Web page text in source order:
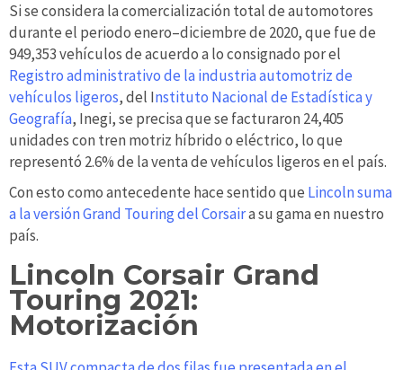
Si se considera la comercialización total de automotores
durante el periodo enero–diciembre de 2020, que fue de
949,353 vehículos de acuerdo a lo consignado por el
Registro administrativo de la industria automotriz de
vehículos ligeros, del Instituto Nacional de Estadística y
Geografía, Inegi, se precisa que se facturaron 24,405
unidades con tren motriz híbrido o eléctrico, lo que
representó 2.6% de la venta de vehículos ligeros en el país.
Con esto como antecedente hace sentido que Lincoln suma
a la versión Grand Touring del Corsaira su gama en nuestro
país.
Lincoln Corsair Grand
Touring 2021:
Motorización